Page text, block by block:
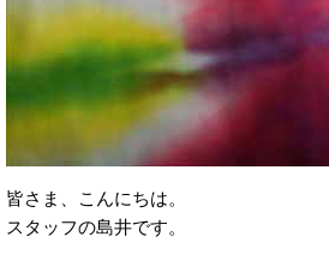
皆さま、こんにちは。
スタッフの島井です。